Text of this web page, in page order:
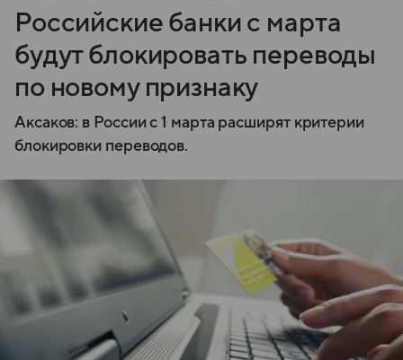
Российские банки с марта
будут блокировать переводы
по новому признаку
Аксаков: в России с 1 марта расширят критерии
блокировки переводов.